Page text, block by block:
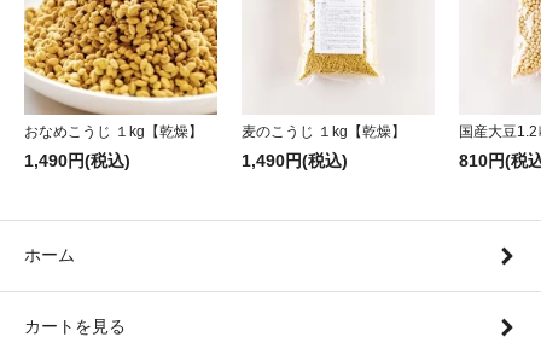
おなめこうじ １kg【乾燥】
1,490円(税込)
麦のこうじ １kg【乾燥】
1,490円(税込)
国産大豆1.2
810円(税
ホーム
カートを見る